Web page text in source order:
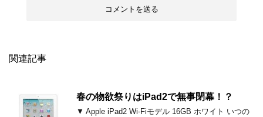
関連記事
春の物欲祭りはiPad2で無事閉幕！？
▼ Apple iPad2 Wi-Fiモデル 16GB ホワイト いつの